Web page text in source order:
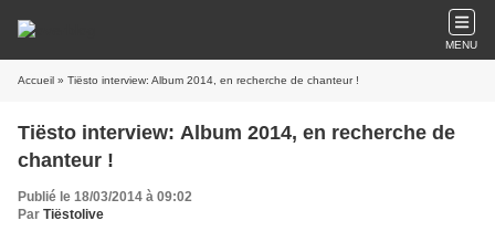
MENU
Accueil » Tiësto interview: Album 2014, en recherche de chanteur !
Tiësto interview: Album 2014, en recherche de
chanteur !
Publié le 18/03/2014 à 09:02
Par Tiëstolive